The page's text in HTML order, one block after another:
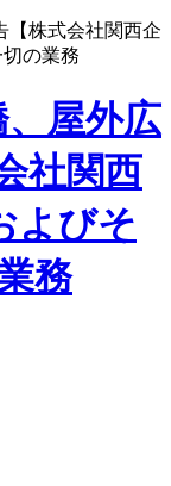
【株式会社関西企
の業務